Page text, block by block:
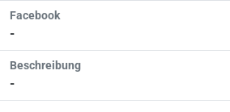
Facebook
-
Beschreibung
-